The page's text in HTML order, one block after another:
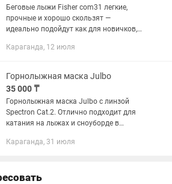
Беговые лыжи Fisher com31 легкие,
прочные и хорошо скользят —
идеально подойдут как для новичков,
Состояние хорошее. Подойдут на рост
Караганда, 12 июля
Горнолыжная маска Julbo
35 000 ₸
Горнолыжная маска Julbo с линзой
Spectron Cat.2. Отлично подходит для
катания на лыжах и сноуборде в
Обеспечивает широкий обзор,
Караганда, 31 июля